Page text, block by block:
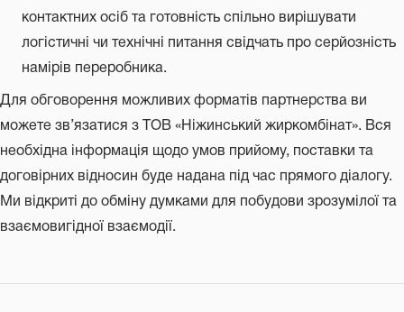
контактних осіб та готовність спільно вирішувати
логістичні чи технічні питання свідчать про серйозність
намірів переробника.
Для обговорення можливих форматів партнерства ви
можете зв’язатися з ТОВ «Ніжинський жиркомбінат». Вся
необхідна інформація щодо умов прийому, поставки та
договірних відносин буде надана під час прямого діалогу.
Ми відкриті до обміну думками для побудови зрозумілої та
взаємовигідної взаємодії.